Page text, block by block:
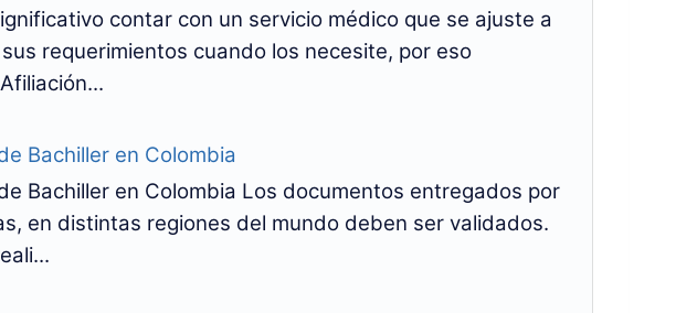
contar con un servicio médico que se ajuste a
requerimientos cuando los necesite, por eso
Bachiller en Colombia
Bachiller en Colombia Los documentos entregados por
en distintas regiones del mundo deben ser validados.